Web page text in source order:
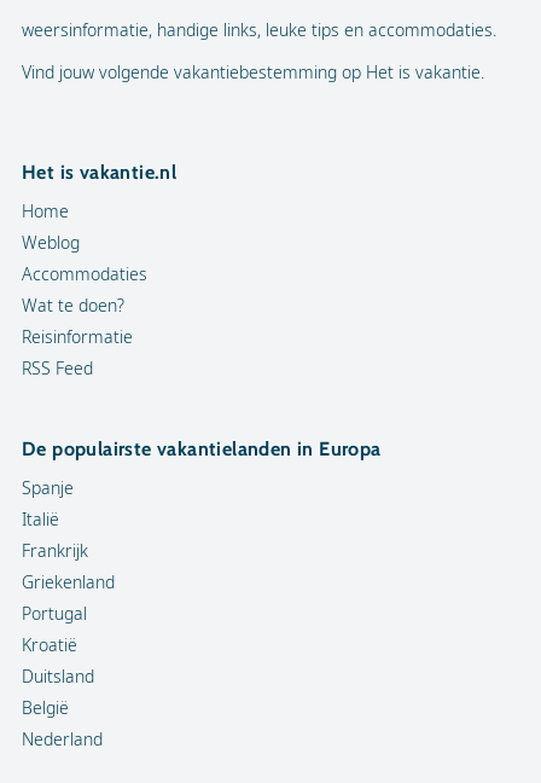
weersinformatie, handige links, leuke tips en accommodaties.
Vind jouw volgende vakantiebestemming op Het is vakantie.
Het is vakantie.nl
Home
Weblog
Accommodaties
Wat te doen?
Reisinformatie
RSS Feed
De populairste vakantielanden in Europa
Spanje
Italië
Frankrijk
Griekenland
Portugal
Kroatië
Duitsland
België
Nederland